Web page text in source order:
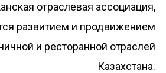
отраслевая ассоциация,
развитием и продвижением
и ресторанной отраслей
Казахстана.